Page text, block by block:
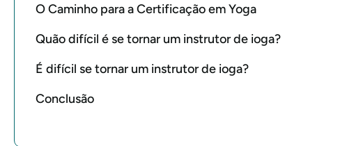
O Caminho para a Certificação em Yoga
Quão difícil é se tornar um instrutor de ioga?
É difícil se tornar um instrutor de ioga?
Conclusão